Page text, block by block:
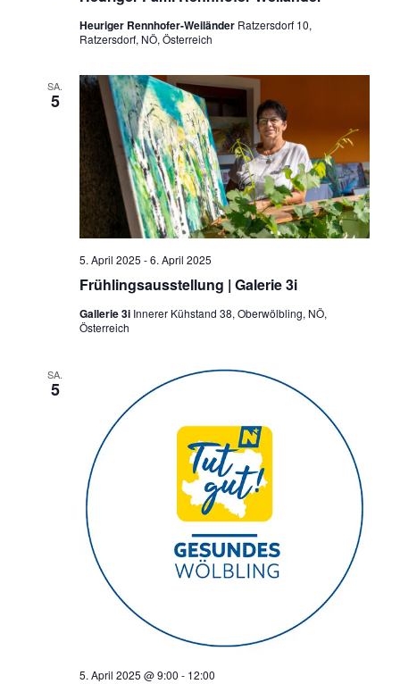
Heuriger Rennhofer-Weiländer Ratzersdorf 10,
Ratzersdorf, NÖ, Österreich
SA.
5
Frühlingsausstellung | Galerie 3i
5. April 2025 -6. April 2025
Gallerie 3i Innerer Kühstand 38, Oberwölbling, NÖ,
Österreich
SA.
5
5. April 2025 @ 9:00 - 12:00